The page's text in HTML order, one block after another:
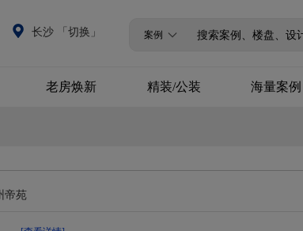
长沙 「切换」 案例
老房焕新 精装/公装 海量案例
帝苑